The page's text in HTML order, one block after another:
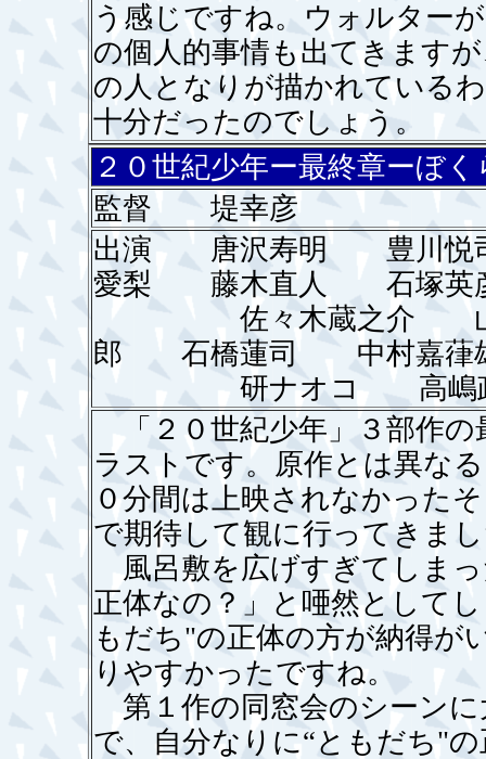
う感じですね。ウォルター
の個人的事情も出てきます
の人となりが描かれている
十分だったのでしょう。
２０世紀少年ー最終章ーぼ
監督 堤幸彦
出演 唐沢寿明 豊川
愛梨 藤木直人 石塚英
佐々木蔵之介 山
郎 石橋蓮司 中村嘉
研ナオコ 高嶋政
「２０世紀少年」３部作の
ラストです。原作とは異な
０分間は上映されなかった
で期待して観に行ってきま
風呂敷を広げすぎてしま
正体なの？」と唖然として
もだち"の正体の方が納得が
りやすかったですね。
第１作の同窓会のシーン
で、自分なりに“ともだち"